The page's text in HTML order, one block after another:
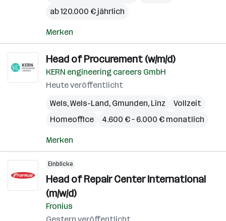
ab 120.000 € jährlich
Merken
Head of Procurement (w/m/d)
KERN engineering careers GmbH
Heute veröffentlicht
Wels,Wels-Land, Gmunden, Linz
Vollzeit
Homeoffice
4.600 € – 6.000 € monatlich
Merken
Einblicke
Head of Repair Center International
(m/w/d)
Fronius